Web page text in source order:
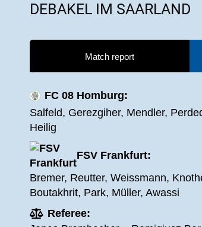
DEBAKEL IM SAARLAND
Match report
FC 08 Homburg:
Salfeld, Gerezgiher, Mendler,
Heilig
FSV Frankfurt:
Bremer, Reutter, Weissmann,
Boutakhrit, Park, Müller, Awassi
Referee: